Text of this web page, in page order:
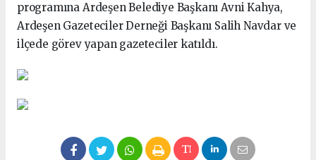
programına Ardeşen Belediye Başkanı Avni Kahya,
Ardeşen Gazeteciler Derneği Başkanı Salih Navdar ve
ilçede görev yapan gazeteciler katıldı.